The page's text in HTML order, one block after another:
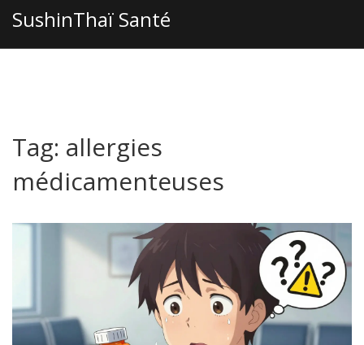
SushinThaï Santé
Tag: allergies
médicamenteuses